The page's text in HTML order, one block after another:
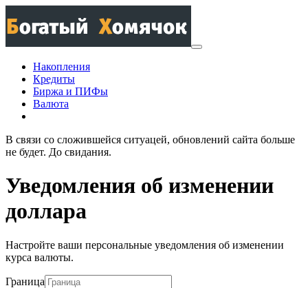
Накопления
Кредиты
Биржа и ПИФы
Валюта
В связи со сложившейся ситуацей, обновлений сайта больше
не будет. До свидания.
Уведомления об изменении
доллара
Настройте ваши персональные уведомления об изменении
курса валюты.
Граница